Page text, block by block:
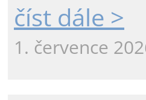
číst dále >
1. července